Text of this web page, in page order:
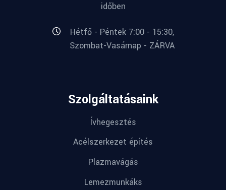
időben
Hétfő - Péntek 7:00 - 15:30,
Szombat-Vasárnap - ZÁRVA
Szolgáltatásaink
Ívhegesztés
Acélszerkezet építés
Plazmavágás
Lemezmunkáks